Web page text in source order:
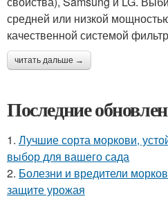
средней или низкой
качественной системой
читать дальше →
Последние
1. Лучшие сорта моркови,
выбор для вашего сада
2. Болезни и вредители
защите урожая